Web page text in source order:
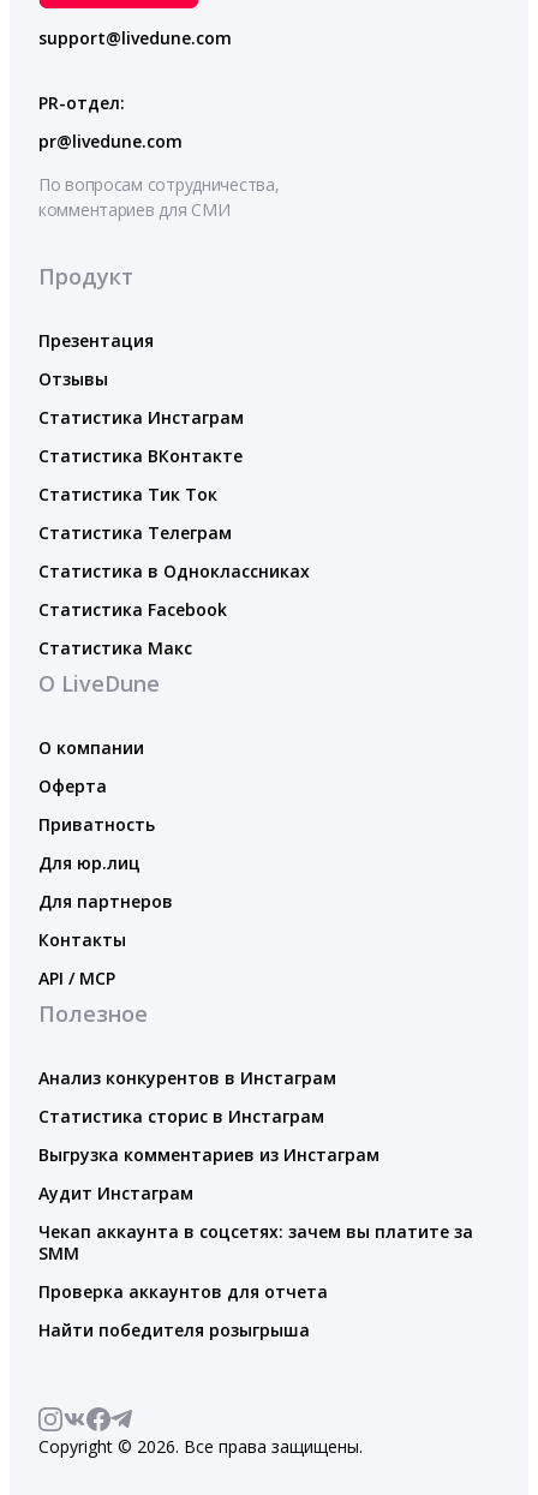
support@livedune.com
PR-отдел:
pr@livedune.com
По вопросам сотрудничества,
комментариев для СМИ
Продукт
Презентация
Отзывы
Статистика Инстаграм
Статистика ВКонтакте
Статистика Тик Ток
Статистика Телеграм
Статистика в Одноклассниках
Статистика Facebook
Статистика Макс
О LiveDune
О компании
Оферта
Приватность
Для юр.лиц
Для партнеров
Контакты
API / MCP
Полезное
Анализ конкурентов в Инстаграм
Статистика сторис в Инстаграм
Выгрузка комментариев из Инстаграм
Аудит Инстаграм
Чекап аккаунта в соцсетях: зачем вы платите за
SMM
Проверка аккаунтов для отчета
Найти победителя розыгрыша
Copyright © 2026. Все права защищены.